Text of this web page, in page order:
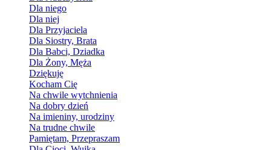
Dla niego
Dla niej
Dla Przyjaciela
Dla Siostry, Brata
Dla Babci, Dziadka
Dla Żony, Męża
Dziękuję
Kocham Cię
Na chwile wytchnienia
Na dobry dzień
Na imieniny, urodziny
Na trudne chwile
Pamiętam, Przepraszam